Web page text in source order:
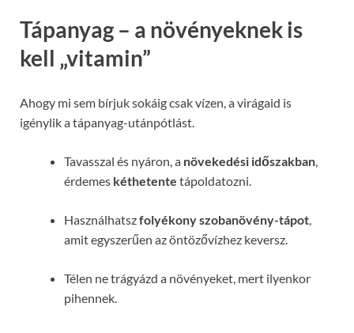
Tápanyag – a növényeknek is
kell „vitamin”
Ahogy mi sem bírjuk sokáig csak vízen, a virágaid is
igénylik a tápanyag-utánpótlást.
Tavasszal és nyáron, a növekedési időszakban
érdemes kéthetente tápoldatozni.
Használhatszfolyékony szobanövény-tápot
amit egyszerűen az öntözővízhez keversz.
Télen ne trágyázd a növényeket, mert ilyenkor
pihennek.